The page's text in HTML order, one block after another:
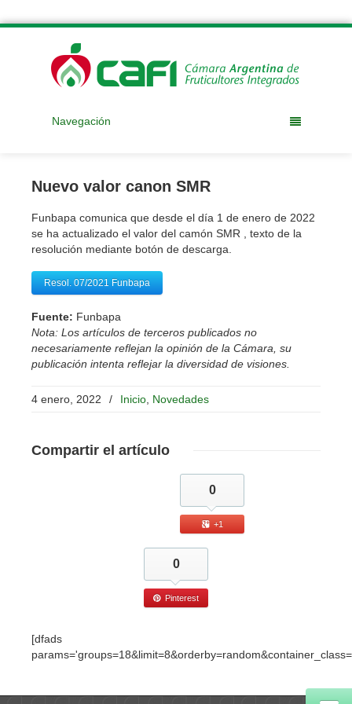
Navegación
Nuevo valor canon SMR
Funbapa comunica que desde el día 1 de enero de 2022
se ha actualizado el valor del camón SMR , texto de la
resolución mediante botón de descarga.
Resol. 07/2021 Funbapa
Fuente: Funbapa
Nota: Los artículos de terceros publicados no
necesariamente reflejan la opinión de la Cámara, su
publicación intenta reflejar la diversidad de visiones.
4 enero, 2022 / Inicio Novedades
Compartir el artículo
0
+1
0
Pinterest
[dfads